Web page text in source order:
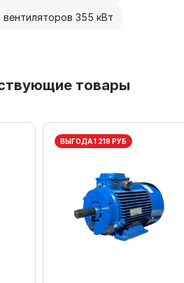
355 кВт
товары
ВЫГОДА 1 219 РУБ